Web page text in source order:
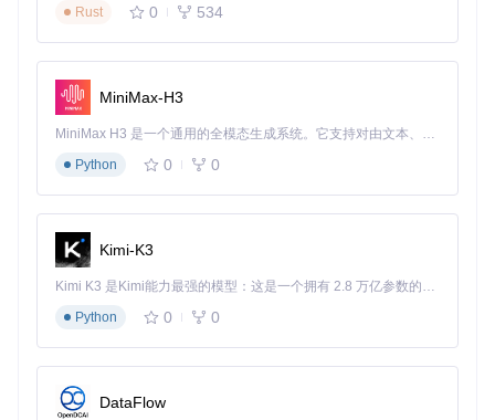
以下是设备支持情况的基本评估标准：
性能影响 功能完整性
2015-
2017
低风
险
持
2012-
中风
80-9
2007-
2011
高风
60-8
明显性能影
可能缺少关
重要安全提示：无论风险等级如何，升级前必须备份所有重
级过程中出现意外导致数据丢失。
二、原理：OpenCore Legacy Patcher工作机
制解析
Rust
0 534
MiniMax-H3
MiniMax H3 是一个通用的全模态生成系统。它支持对由文本、图像、视频和音频组成的多模态上下文进行统一理解，并能生成分辨率高达 2K、时长可达 15 秒的带原生立体声音频的视频。得益于面向任务泛化的系统设计，H3 在预训练阶段就已具备广泛的多模态上下文理解与生成能力，能够出色地执行复杂的多模态指令。
Python
0 0
Kimi-K3
Kimi K3 是Kimi能力最强的模型：这是一个拥有 2.8 万亿参数的混合专家（MoE）模型，具备原生视觉理解能力，并支持 100 万 token 的上下文窗口。
Python
0 0
DataFlow